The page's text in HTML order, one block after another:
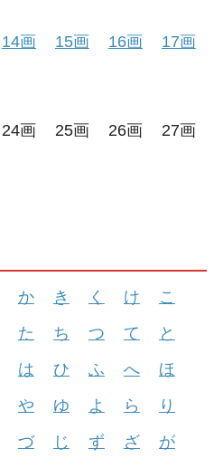
14画 15画 16画
17画
24画 25画 26画
27画
か き く け
こ
た ち つ て
と
は ひ ふ へ
ほ
や ゆ よ ら
り
づ じ ず ざ
が